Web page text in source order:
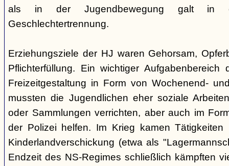
als in der Jugendbewegung galt in
Geschlechtertrennung.
Erziehungsziele der HJ waren Gehorsam,
Pflichterfüllung. Ein wichtiger
Freizeitgestaltung in Form von Wochenend-
mussten die Jugendlichen eher soziale
oder Sammlungen verrichten, aber auch im
der Polizei helfen. Im Krieg kamen
Kinderlandverschickung (etwa als
Endzeit des NS-Regimes schließlich kämpften